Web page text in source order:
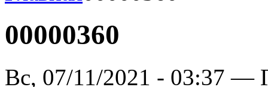
00000360
Вс, 07/11/2021 - 03:37 —